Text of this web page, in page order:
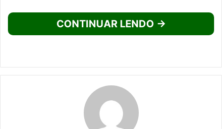
CONTINUAR LENDO →